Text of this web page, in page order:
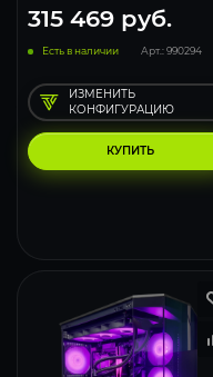
315 469 руб.
Есть в наличии Арт.: 990294
КУПИТЬ
ИЗМЕНИТЬ
КОНФИГУРАЦИЮ